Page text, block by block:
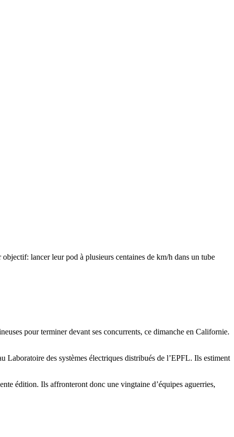
lancer leur pod à plusieurs centaines de km/h dans un tube
pour terminer devant ses concurrents, ce dimanche en Californie.
des systèmes électriques distribués de l’EPFL. Ils estiment
édition. Ils affronteront donc une vingtaine d’équipes aguerries,